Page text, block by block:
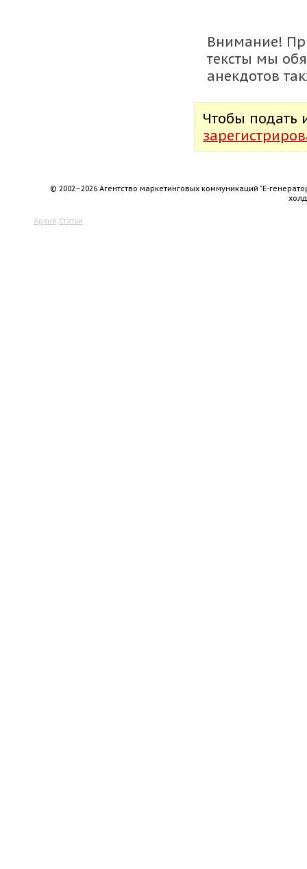
Внимание!
тексты мы
анекдотов
Чтобы
© 2002–2026 Агентство маркетинговых коммуникаций "Е-
Архив Статьи